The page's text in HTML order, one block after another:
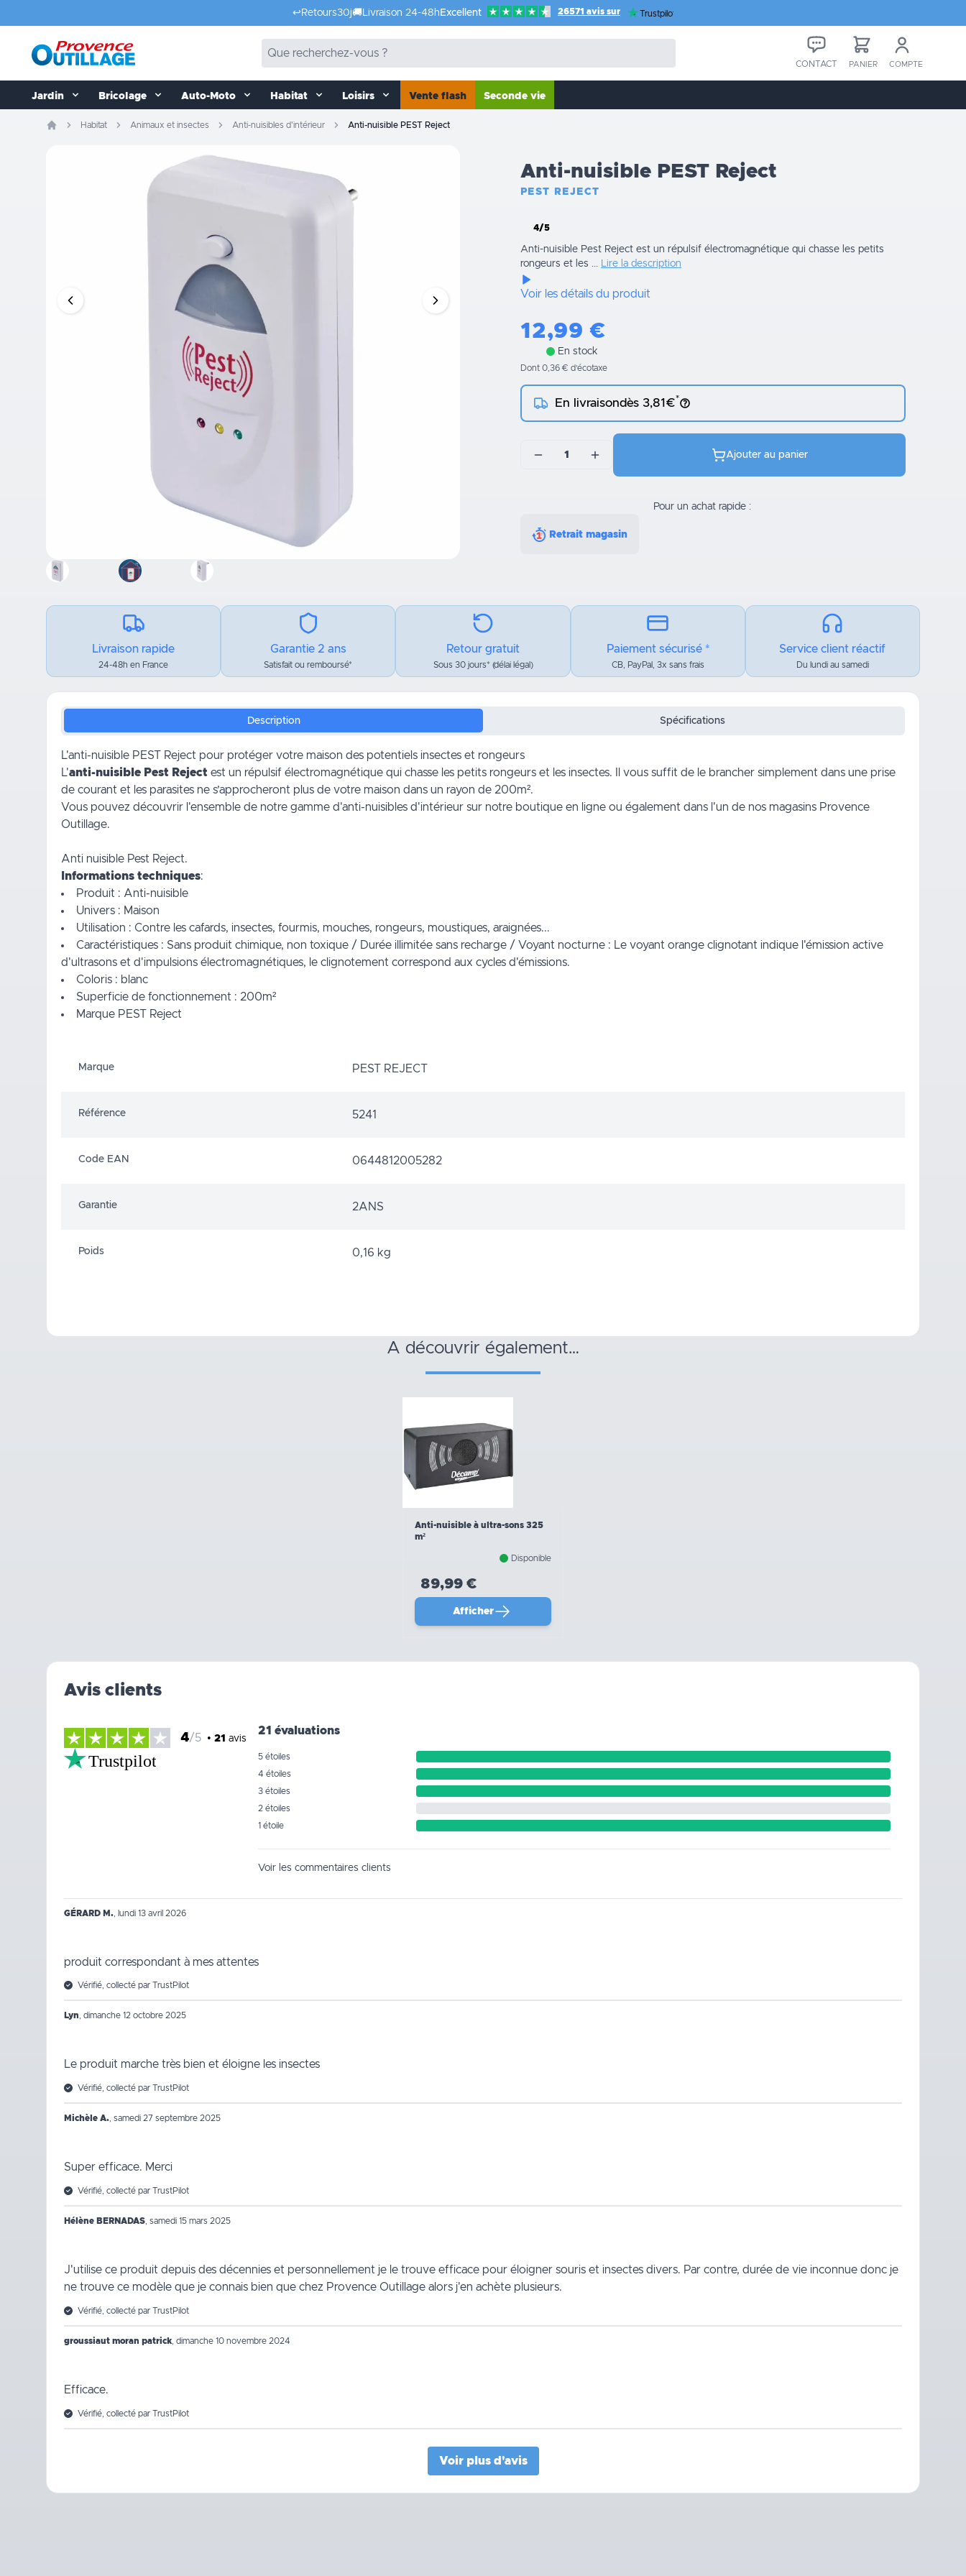
↩️ Retours30j🚚 Livraison 24-48h Excellent 26571 avis sur Trustpilot
CONTACT PANIER COMPTE
Jardin Bricolage Auto-Moto Habitat Loisirs Vente flash Seconde vie
Habitat Animaux et insectes Anti-nuisibles d'intérieur Anti-nuisible PEST Reject
Anti-nuisible PEST Reject
PEST REJECT
4/5
Anti-nuisible Pest Reject est un répulsif électromagnétique qui chasse les petits
rongeurs et les ...
Lire la description
Voir les détails du produit
12,99 €
En stock
Dont 0,36 € d’écotaxe
En livraisondès 3,81€*
1 Ajouter au panier
Pour un achat rapide :
Retrait magasin
Livraison rapide
24-48h en France
Garantie 2 ans
Satisfait ou remboursé*
Retour gratuit
Sous 30 jours* (délai légal)
Paiement sécurisé *
CB, PayPal, 3x sans frais
Service client réactif
Du lundi au samedi
Description Spécifications
L'anti-nuisible PEST Reject pour protéger votre maison des potentiels insectes et rongeurs
L'anti-nuisible Pest Reject est un répulsif électromagnétique qui chasse les petits rongeurs et les insectes. Il vous suffit de le brancher simplement dans une prise
de courant et les parasites ne s’approcheront plus de votre maison dans un rayon de 200m².
Vous pouvez découvrir l'ensemble de notre gamme d'anti-nuisibles d'intérieur sur notre boutique en ligne ou également dans l'un de nos magasins Provence
Outillage.
Anti nuisible Pest Reject.
Informations techniques:
Produit : Anti-nuisible
Univers : Maison
Utilisation : Contre les cafards, insectes, fourmis, mouches, rongeurs, moustiques, araignées...
Caractéristiques : Sans produit chimique, non toxique / Durée illimitée sans recharge / Voyant nocturne : Le voyant orange clignotant indique l'émission active
d'ultrasons et d'impulsions électromagnétiques, le clignotement correspond aux cycles d'émissions.
Coloris : blanc
Superficie de fonctionnement : 200m²
Marque PEST Reject
Marque PEST REJECT
Référence 5241
Code EAN 0644812005282
Garantie 2ANS
Poids 0,16 kg
a découvrir également…
Anti-nuisible à ultra-sons 325
m²
Disponible
89,99 €
Afficher
Avis clients
4/5 • 21 avis
Trustpilot
21 évaluations
5 étoiles
4 étoiles
3 étoiles
2 étoiles
1 étoile
Voir les commentaires clients
GÉRARD M. lundi 13 avril 2026
produit correspondant à mes attentes
Vérifié, collecté par TrustPilot
Lyn, dimanche 12 octobre 2025
Le produit marche très bien et éloigne les insectes
Vérifié, collecté par TrustPilot
Michèle A. samedi 27 septembre 2025
Super efficace. Merci
Vérifié, collecté par TrustPilot
Hélène BERNADAS samedi 15 mars 2025
J'utilise ce produit depuis des décennies et personnellement je le trouve efficace pour éloigner souris et insectes divers. Par contre, durée de vie inconnue donc je
ne trouve ce modèle que je connais bien que chez Provence Outillage alors j'en achète plusieurs.
Vérifié, collecté par TrustPilot
groussiaut moran patrick dimanche 10 novembre 2024
Efficace.
Vérifié, collecté par TrustPilot
Voir plus d'avis